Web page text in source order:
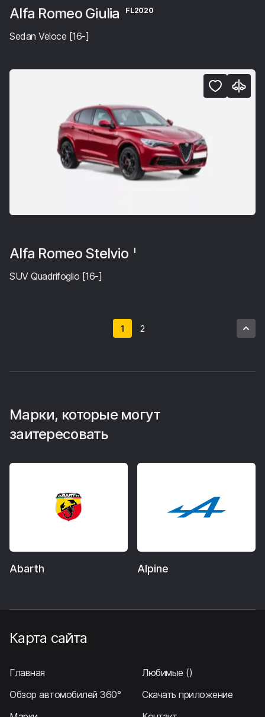
Alfa Romeo Giulia FL2020
Sedan Veloce [16-]
Alfa Romeo Stelvio I
SUV Quadrifoglio [16-]
1 2
Марки, которые могут
заитересовать
Abarth Alpine
Карта сайта
Главная Любимые ()
Обзор автомобилей 360°
Скачать приложение